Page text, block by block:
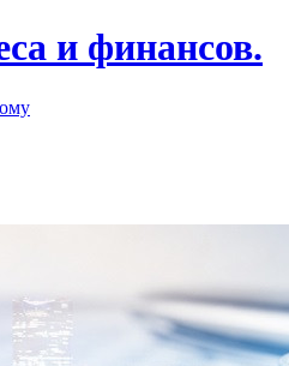
и финансов.